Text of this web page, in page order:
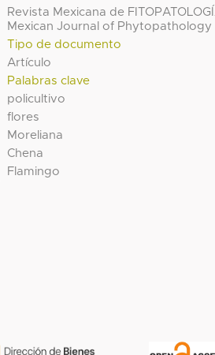
Revista Mexicana de
Mexican Journal of Phytopathology
Tipo de documento
Artículo
Palabras clave
policultivo
flores
Moreliana
Chena
Flamingo